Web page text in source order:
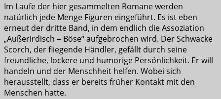
Im Laufe der hier gesammelten Romane werden
natürlich jede Menge Figuren eingeführt. Es ist eben
erneut der dritte Band, in dem endlich die Assoziation
„Außerirdisch = Böse“ aufgebrochen wird. Der Schwacke
Scorch, der fliegende Händler, gefällt durch seine
freundliche, lockere und humorige Persönlichkeit. Er will
handeln und der Menschheit helfen. Wobei sich
herausstellt, dass er bereits früher Kontakt mit den
Menschen hatte.